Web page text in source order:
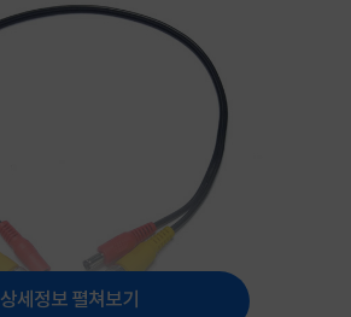
상세정보 펼쳐보기